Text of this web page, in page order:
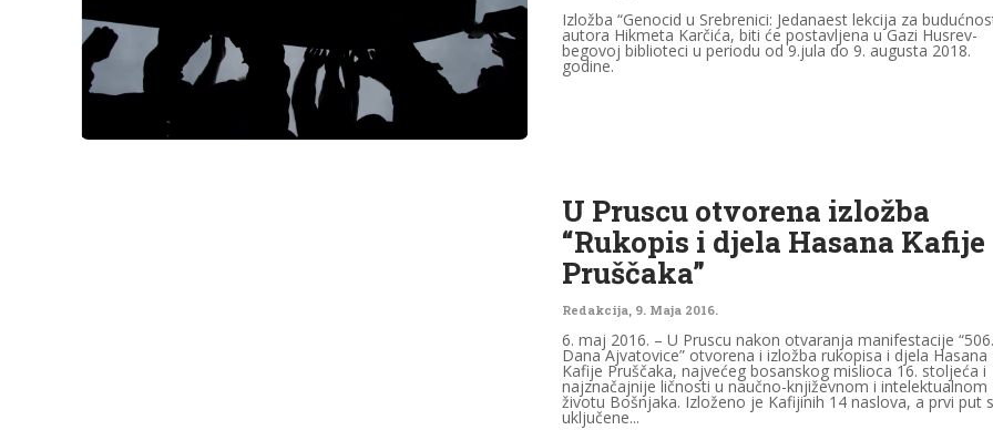
Izložba “Genocid u Srebrenici: Jedanaest lekcija za
autora Hikmeta Karčića, biti će postavljena u Gazi Husrev-
begovoj biblioteci u periodu od 9.jula do 9. augusta 2018.
godine.
U Pruscu otvorena izložba
“Rukopis i djela Hasana Kafije
Pruščaka”
Redakcija, 9. Maja 2016.
6. maj 2016. – U Pruscu nakon otvaranja manifestacije “506.
Dana Ajvatovice” otvorena i izložba rukopisa i djela Hasana
Kafije Pruščaka, najvećeg bosanskog mislioca 16. stoljeća i
najznačajnije ličnosti u naučno-književnom i intelektualnom
životu Bošnjaka. Izloženo je Kafijinih 14 naslova, a prvi put
uključene...